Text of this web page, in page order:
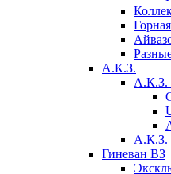
А.К.З.
А.К.З.
А.К.З.
Гиневан ВЗ